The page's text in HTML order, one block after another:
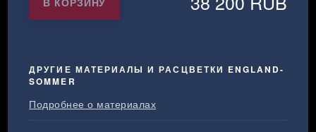
ДРУГИЕ МАТЕРИАЛЫ И РАСЦВЕТКИ ENGLAND-
SOMMER
Подробнее о материалах